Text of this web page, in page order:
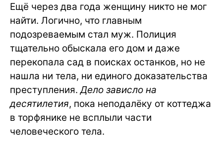
Ещё через два года женщину никто не мог
найти. Логично, что главным
подозреваемым стал муж. Полиция
тщательно обыскала его дом и даже
перекопала сад в поисках останков, но не
нашла ни тела, ни единого доказательства
преступления.Дело зависло на
десятилетия, пока неподалёку от коттеджа
в торфянике не всплыли части
человеческого тела.